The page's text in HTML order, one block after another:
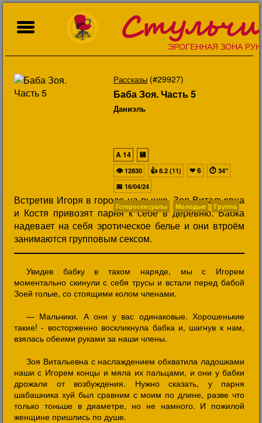
ЭРОГЕННАЯ ЗОНА
Рассказы (#29927)
Баба Зоя. Часть 5
Даниэль
Встретив Игоря в городе на рынке, Зоя Витальевна
и Костя привозят парня к себе в деревню. Бабка
надевает на себя эротическое белье и они втроём
занимаются групповым сексом.
A14
💾
👁12830 👍 8.2 (11) ❤6 ⏱ 34"
📅 16/04/24
Гетеросексуалы Молодые Группа
Увидев бабку в таком наряде, мы с Игорем
моментально скинули с себя трусы и встали перед бабой
Зоей голые, со стоящими колом членами.
— Мальчики. А они у вас одинаковые. Хорошенькие
такие! - восторженно воскликнула бабка и, шагнув к нам,
взялась обеими руками за наши члены.
Зоя Витальевна с наслаждением обхватила ладошками
наши с Игорем концы и мяла их пальцами, и они у бабки
дрожали от возбуждения. Нужно сказать, у парня
шабашника хуй был сравним с моим по длине, разве что
только тоньше в диаметре, но не намного. И пожилой
женщине пришлись по душе.